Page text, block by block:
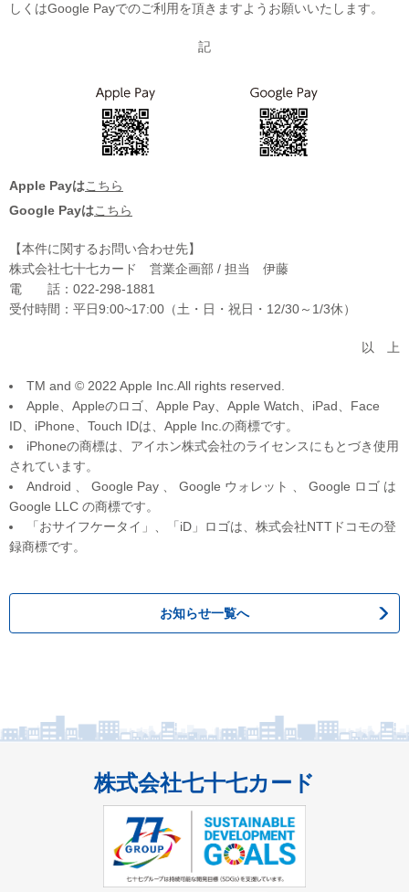
しくはGoogle Payでのご利用を頂きますようお願いいたします。
記
Apple Payはこちら
Google Payはこちら
【本件に関するお問い合わせ先】
株式会社七十七カード 営業企画部 / 担当 伊藤
電 話：022-298-1881
受付時間：平日9:00~17:00（土・日・祝日・12/30～1/3休）
以 上
TM and © 2022 Apple Inc.All rights reserved.
Apple、Appleのロゴ、Apple Pay、Apple Watch、iPad、Face
ID、iPhone、Touch IDは、Apple Inc.の商標です。
iPhoneの商標は、アイホン株式会社のライセンスにもとづき使用
されています。
Android 、 Google Pay 、 Google ウォレット 、 Google ロゴ は
Google LLC の商標です。
「おサイフケータイ」、「iD」ロゴは、株式会社NTTドコモの登
録商標です。
お知らせ一覧へ
株式会社七十七カード